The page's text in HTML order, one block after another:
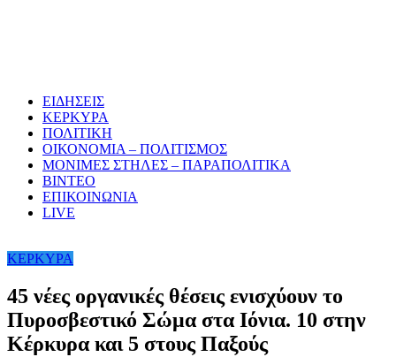
ΕΙΔΗΣΕΙΣ
ΚΕΡΚΥΡΑ
ΠΟΛΙΤΙΚΗ
ΟΙΚΟΝΟΜΙΑ – ΠΟΛΙΤΙΣΜΟΣ
ΜΟΝΙΜΕΣ ΣΤΗΛΕΣ – ΠΑΡΑΠΟΛΙΤΙΚΑ
ΒΙΝΤΕΟ
ΕΠΙΚΟΙΝΩΝΙΑ
LIVE
ΚΕΡΚΥΡΑ
45 νέες οργανικές θέσεις ενισχύουν το
Πυροσβεστικό Σώμα στα Ιόνια. 10 στην
Κέρκυρα και 5 στους Παξούς